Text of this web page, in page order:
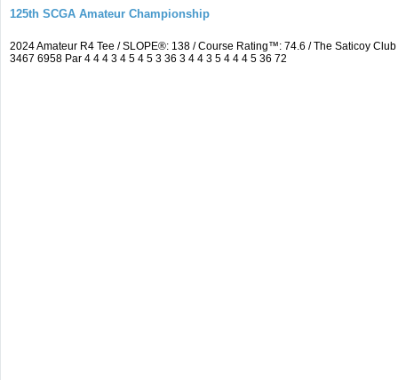
125th SCGA Amateur Championship
2024 Amateur R4 Tee / SLOPE®: 138 / Course Rating™: 74.6 / The Saticoy
3467 6958 Par 4 4 4 3 4 5 4 5 3 36 3 4 4 3 5 4 4 4 5 36 72